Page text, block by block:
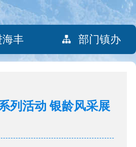
海丰 部门镇办
列活动 银龄风采展